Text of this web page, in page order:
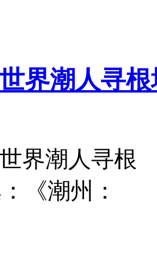
世界潮人寻